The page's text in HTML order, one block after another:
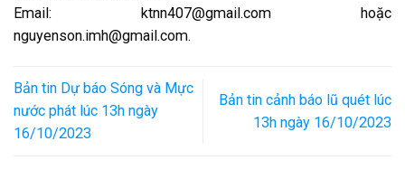
Email: ktnn407@gmail.com hoặc
nguyenson.imh@gmail.com.
Bản tin Dự báo Sóng và Mực
nước phát lúc 13h ngày
16/10/2023
Bản tin cảnh báo lũ quét lúc
13h ngày 16/10/2023